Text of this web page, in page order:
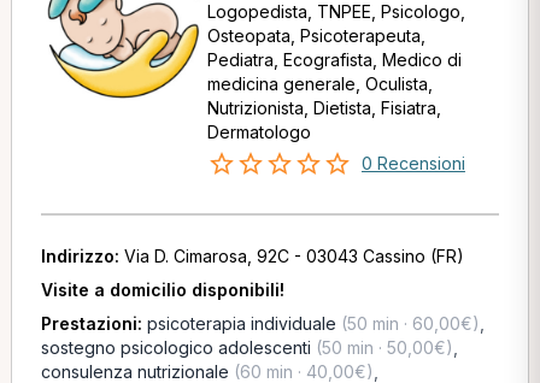
Logopedista, TNPEE, Psicologo,
Osteopata, Psicoterapeuta,
Pediatra, Ecografista, Medico di
medicina generale, Oculista,
Nutrizionista, Dietista, Fisiatra,
Dermatologo
0 Recensioni
Indirizzo: Via D. Cimarosa, 92C - 03043 Cassino (FR)
Visite a domicilio disponibili!
Prestazioni: psicoterapia individuale (50 min · 60,00€)
sostegno psicologico adolescenti (50 min · 50,00€)
consulenza nutrizionale (60 min · 40,00€)